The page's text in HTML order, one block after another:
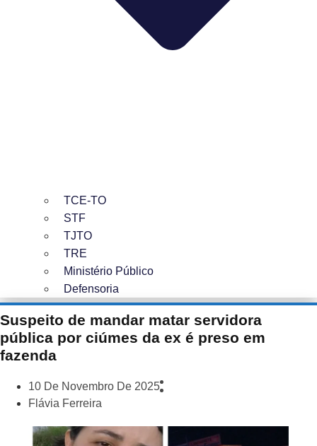
TCE-TO
STF
TJTO
TRE
Ministério Público
Defensoria
Suspeito de mandar matar servidora
pública por ciúmes da ex é preso em
fazenda
10 De Novembro De 2025
Flávia Ferreira